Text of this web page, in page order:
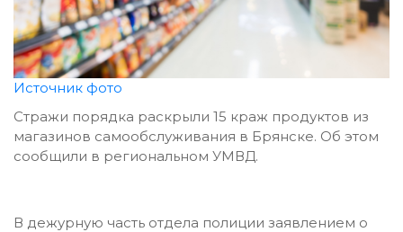
Источник фото
Стражи порядка раскрыли 15 краж продуктов из
магазинов самообслуживания в Брянске. Об этом
сообщили в региональном УМВД.
В дежурную часть отдела полиции заявлением о